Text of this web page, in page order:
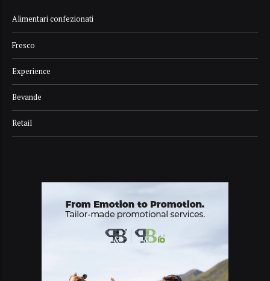
Alimentari confezionati
Fresco
Experience
Bevande
Retail